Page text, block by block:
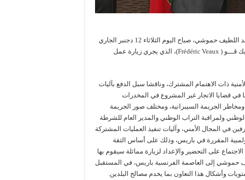
استقبل المدير العام للأمن الوطني ولمراقبة التراب الوطني عبد اللطيف حموشي، صباح اليوم الثلاثاء 12 دجنبر الجاري
بالرباط، المدير العام للشرطة الوطنية الفرنسية السيد فريديريك ڤـــو ( Frédéric Veaux)، الذي يجري زيارة عمل
ذات الاهتمام المشترك، وناقشا سبل الدفع بآليات
في قضايا الاتجار غير المشروع في المخدرات
ومخاطر الجريمة السيبرانية، ومختلف صور الجريمة
ولمراقبة التراب الوطني والمدير العام للشرطة
في المجال الأمني، وآليات تنفيذ العمليات المشتركة
المقررة في باريس، وذلك على أساس الثقة
على التحضير والإعداد لزيارة مماثلة سيقوم بها
حموشي إلى العاصمة الفرنسية باريس، في المستقبل
وأشكال هذا التعاون بما يخدم مصالح البلدين.